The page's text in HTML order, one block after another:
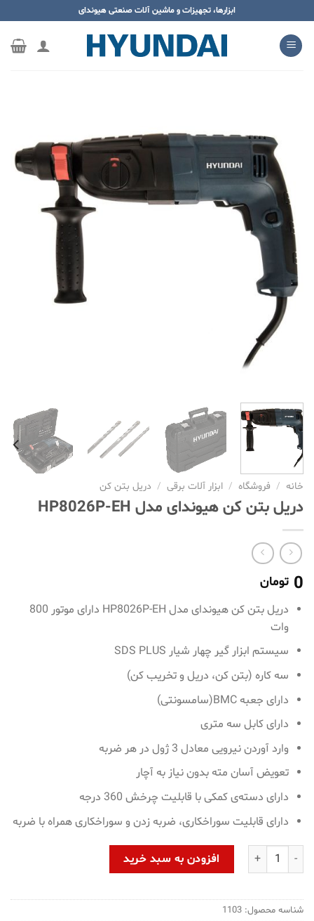
محتوا
بروید
ابزارها، تجهیزات و ماشین آلات صنعتی هیوندای
خانه / فروشگاه / ابزار آلات برقی / دریل بتن کن
دریل بتن کن هیوندای مدل HP8026P-EH
0 تومان
دریل بتن کن هیوندای مدل HP8026P-EH دارای موتور 800
وات
سیستم ابزار گیر چهار شیار SDS PLUS
سه کاره (بتن کن، دریل و تخریب کن)
دارای جعبه BMC(سامسونتی)
دارای کابل سه متری
وارد آوردن نیرویی معادل 3 ژول در هر ضربه
تعویض آسان مته بدون نیاز به آچار
دارای دسته‌ی کمکی با قابلیت چرخش 360 درجه
دارای قابلیت سوراخکاری، ضربه زدن و سوراخکاری همراه با ضربه
دریل بتن کن هیوندای مدل HP8026P-EH عددافزودن به سبد خرید
شناسه محصول: 1103